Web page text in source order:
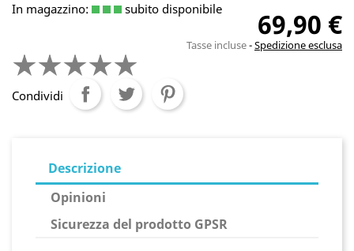
In magazzino:
subito disponibile 69,90 €
Tasse incluse Spedizione esclusa
Condividi
Descrizione
Opinioni
Sicurezza del prodotto GPSR